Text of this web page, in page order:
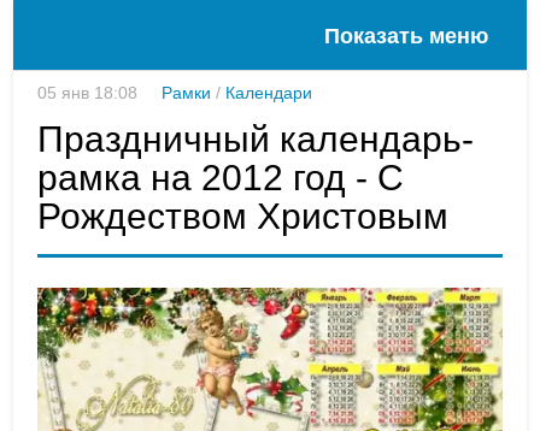
Показать меню
05 янв 18:08 Рамки / Календари
Праздничный календарь-
рамка на 2012 год - С
Рождеством Христовым